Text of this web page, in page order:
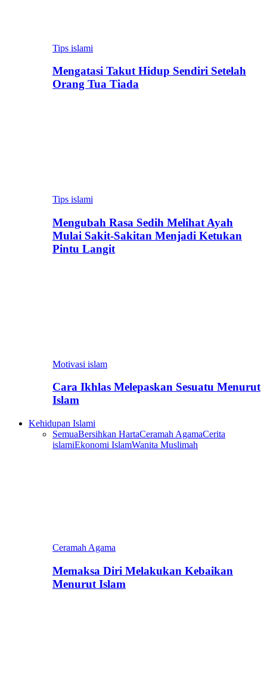
Tips islami
Mengatasi Takut Hidup Sendiri Setelah
Orang Tua Tiada
Tips islami
Mengubah Rasa Sedih Melihat Ayah
Mulai Sakit-Sakitan Menjadi Ketukan
Pintu Langit
Motivasi islam
Cara Ikhlas Melepaskan Sesuatu Menurut
Islam
Kehidupan Islami
SemuaBersihkan HartaCeramah AgamaCerita
islamiEkonomi IslamWanita Muslimah
Ceramah Agama
Memaksa Diri Melakukan Kebaikan
Menurut Islam